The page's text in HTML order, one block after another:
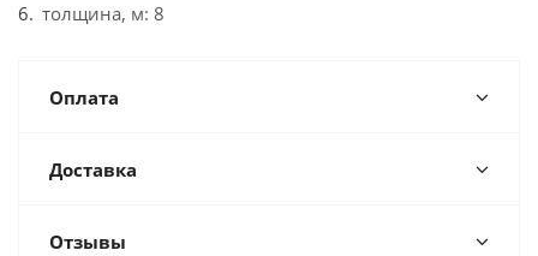
толщина, м: 8
Оплата
Доставка
Отзывы